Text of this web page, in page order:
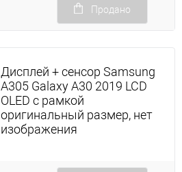
Продано
Дисплей + сенсор Samsung
A305 Galaxy A30 2019 LCD
OLED с рамкой
оригинальный размер, нет
изображения